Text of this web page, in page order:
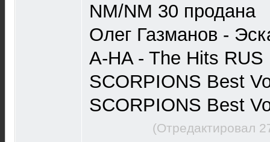
NM/NM 30 продана
Олег Газманов -
A-HA - The Hits
SCORPIONS Best
SCORPIONS Best
(Отредактировал